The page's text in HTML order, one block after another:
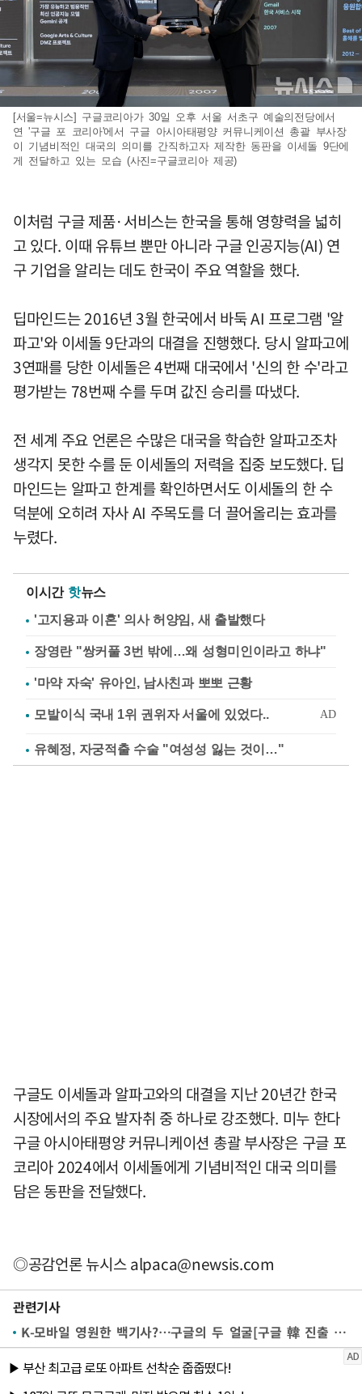
[서울=뉴시스] 구글코리아가 30일 오후 서울 서초구 예술의전당에서
연 '구글 포 코리아'에서 구글 아시아태평양 커뮤니케이션 총괄 부사장
이 기념비적인 대국의 의미를 간직하고자 제작한 동판을 이세돌 9단에
게 전달하고 있는 모습 (사진=구글코리아 제공)
이처럼 구글 제품·서비스는 한국을 통해 영향력을 넓히
고 있다. 이때 유튜브 뿐만 아니라 구글 인공지능(AI) 연
구 기업을 알리는 데도 한국이 주요 역할을 했다.
딥마인드는 2016년 3월 한국에서 바둑 AI 프로그램 '알
파고'와 이세돌 9단과의 대결을 진행했다. 당시 알파고에
3연패를 당한 이세돌은 4번째 대국에서 '신의 한 수'라고
평가받는 78번째 수를 두며 값진 승리를 따냈다.
전 세계 주요 언론은 수많은 대국을 학습한 알파고조차
생각지 못한 수를 둔 이세돌의 저력을 집중 보도했다. 딥
마인드는 알파고 한계를 확인하면서도 이세돌의 한 수
덕분에 오히려 자사 AI 주목도를 더 끌어올리는 효과를
누렸다.
이시간 핫뉴스
'고지용과 이혼' 의사 허양임, 새 출발했다
장영란 "쌍커풀 3번 밖에…왜 성형미인이라고 하냐"
'마약 자숙' 유아인, 남사친과 뽀뽀 근황
유혜정, 자궁적출 수술 "여성성 잃는 것이…"
구글도 이세돌과 알파고와의 대결을 지난 20년간 한국
시장에서의 주요 발자취 중 하나로 강조했다. 미누 한다
구글 아시아태평양 커뮤니케이션 총괄 부사장은 구글 포
코리아 2024에서 이세돌에게 기념비적인 대국 의미를
담은 동판을 전달했다.
◎공감언론 뉴시스alpaca@newsis.com
관련기사
K-모바일 영원한 백기사?…구글의 두 얼굴[구글 韓 진출 20년①]